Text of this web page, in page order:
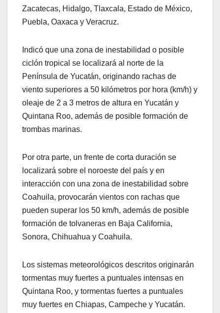
Zacatecas, Hidalgo, Tlaxcala, Estado de México,
Puebla, Oaxaca y Veracruz.
Indicó que una zona de inestabilidad o posible
ciclón tropical se localizará al norte de la
Península de Yucatán, originando rachas de
viento superiores a 50 kilómetros por hora (km/h) y
oleaje de 2 a 3 metros de altura en Yucatán y
Quintana Roo, además de posible formación de
trombas marinas.
Por otra parte, un frente de corta duración se
localizará sobre el noroeste del país y en
interacción con una zona de inestabilidad sobre
Coahuila, provocarán vientos con rachas que
pueden superar los 50 km/h, además de posible
formación de tolvaneras en Baja California,
Sonora, Chihuahua y Coahuila.
Los sistemas meteorológicos descritos originarán
tormentas muy fuertes a puntuales intensas en
Quintana Roo, y tormentas fuertes a puntuales
muy fuertes en Chiapas, Campeche y Yucatán.